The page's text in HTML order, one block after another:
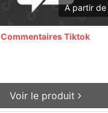
A partir de
Commentaires Tiktok
Voir le produit